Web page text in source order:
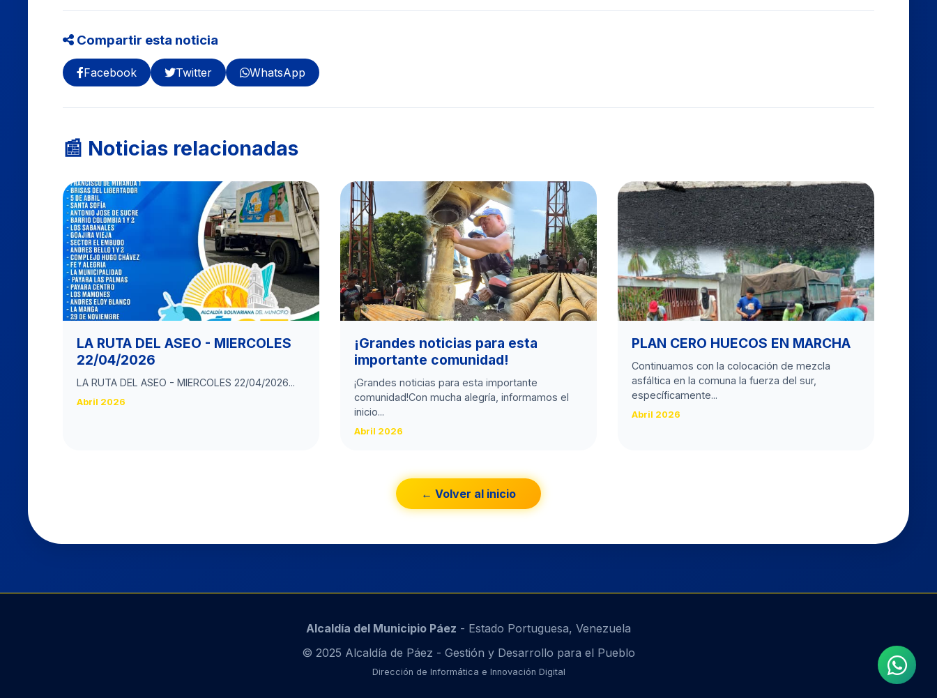
Compartir esta noticia
Facebook Twitter WhatsApp
📰 Noticias relacionadas
LA RUTA DEL ASEO - MIERCOLES
22/04/2026
LA RUTA DEL ASEO - MIERCOLES 22/04/2026...
Abril 2026
​¡Grandes noticias para esta
importante comunidad!
​¡Grandes noticias para esta importante
comunidad! ​Con mucha alegría, informamos el
inicio...
Abril 2026
PLAN CERO HUECOS EN MARCHA
Continuamos con la colocación de mezcla
asfáltica en la comuna la fuerza del sur,
específicamente...
Abril 2026
← Volver al inicio
Alcaldía del Municipio Páez - Estado Portuguesa, Venezuela
© 2025 Alcaldía de Páez - Gestión y Desarrollo para el Pueblo
Dirección de Informática e Innovación Digital